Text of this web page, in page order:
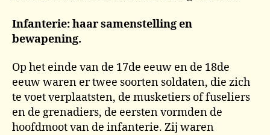
Infanterie: haar samenstelling en
bewapening.
Op het einde van de 17de eeuw en de 18de
eeuw waren er twee soorten soldaten, die zich
te voet verplaatsten, de musketiers of fuseliers
en de grenadiers, de eersten vormden de
hoofdmoot van de infanterie. Zij waren